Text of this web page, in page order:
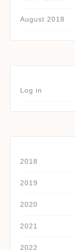
August 2018
Log in
2018
2019
2020
2021
2022